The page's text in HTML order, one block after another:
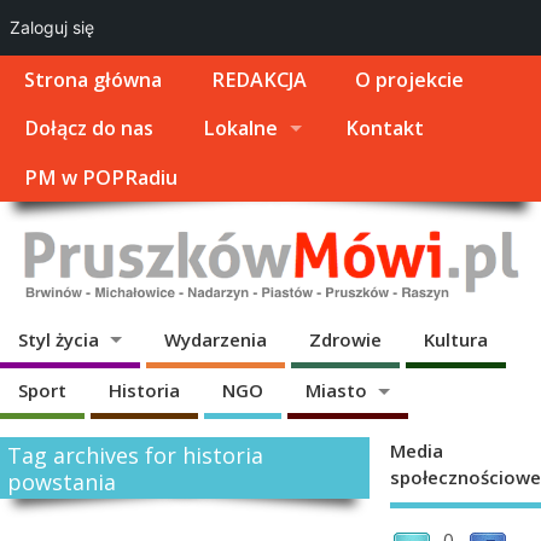
Strona główna REDAKCJA
O projekcie
Dołącz do nas
Lokalne
Kontakt
PM w POPRadiu
Styl życia Wydarzenia Zdrowie Kultura
Sport Historia NGO Miasto
Tag archives for historia
powstania
Media
społecznościowe
Zaloguj się